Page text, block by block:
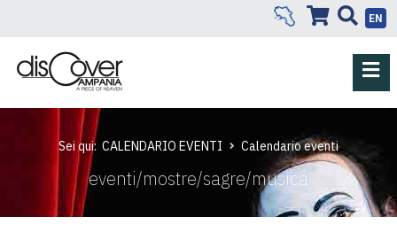
EN
Sei qui: CALENDARIO EVENTI Calendario eventi
eventi/mostre/sagre/musica